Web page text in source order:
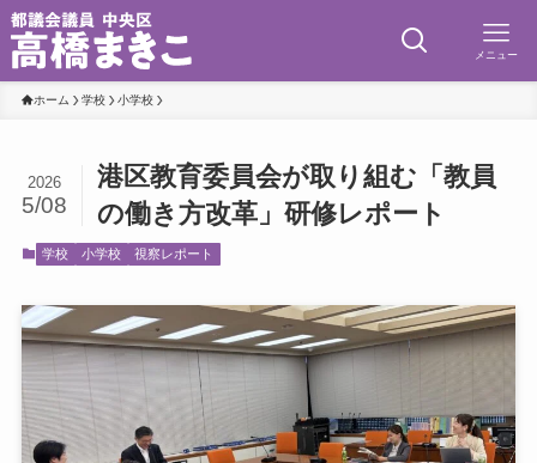
メニュー
ホーム 学校 小学校
港区教育委員会が取り組む「教員
の働き方改革」研修レポート
2026
5/08
学校 小学校 視察レポート